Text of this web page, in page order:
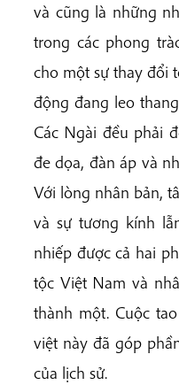
và cũng là những
trong các phong
cho một sự thay đổi
động đang leo
Các Ngài đều phải
đe dọa, đàn áp và
Với lòng nhân bản,
và sự tương kính
nhiếp được cả hai
tộc Việt Nam và
thành một. Cuộc
việt này đã góp
của lịch sử.